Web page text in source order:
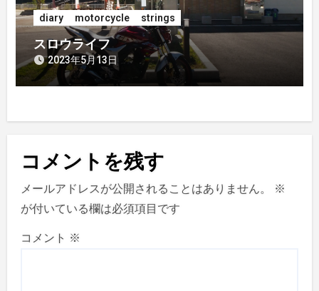
diary motorcycle strings
スロウライフ
2023年5月13日
コメントを残す
メールアドレスが公開されることはありません。
※
が付いている欄は必須項目です
コメント ※